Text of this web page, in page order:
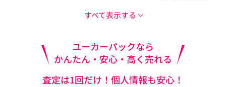
すべて表示する
ユーカーパックなら
かんたん・安心・高く売れる
査定は1回だけ！個人情報も安心！